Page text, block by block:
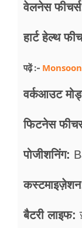
वेलनेस
हार्ट हेल्थ
पढ़ें :- Monsoon
वर्कआउट
फिटनेस
पोजीशनिंग:
बैटरी लाइफ: